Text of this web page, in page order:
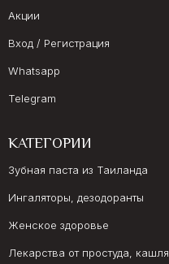
Акции
Вход / Регистрация
Whatsapp
Telegram
КАТЕГОРИИ
Зубная паста из Таиланда
Ингаляторы, дезодоранты
Женское здоровье
Лекарства от простуда, кашля